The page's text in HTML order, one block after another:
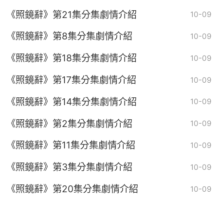
《照鏡辭》第21集分集劇情介紹 10-09
《照鏡辭》第8集分集劇情介紹 10-09
《照鏡辭》第18集分集劇情介紹 10-09
《照鏡辭》第17集分集劇情介紹 10-09
《照鏡辭》第14集分集劇情介紹 10-09
《照鏡辭》第2集分集劇情介紹 10-09
《照鏡辭》第11集分集劇情介紹 10-09
《照鏡辭》第3集分集劇情介紹 10-09
《照鏡辭》第20集分集劇情介紹 10-09